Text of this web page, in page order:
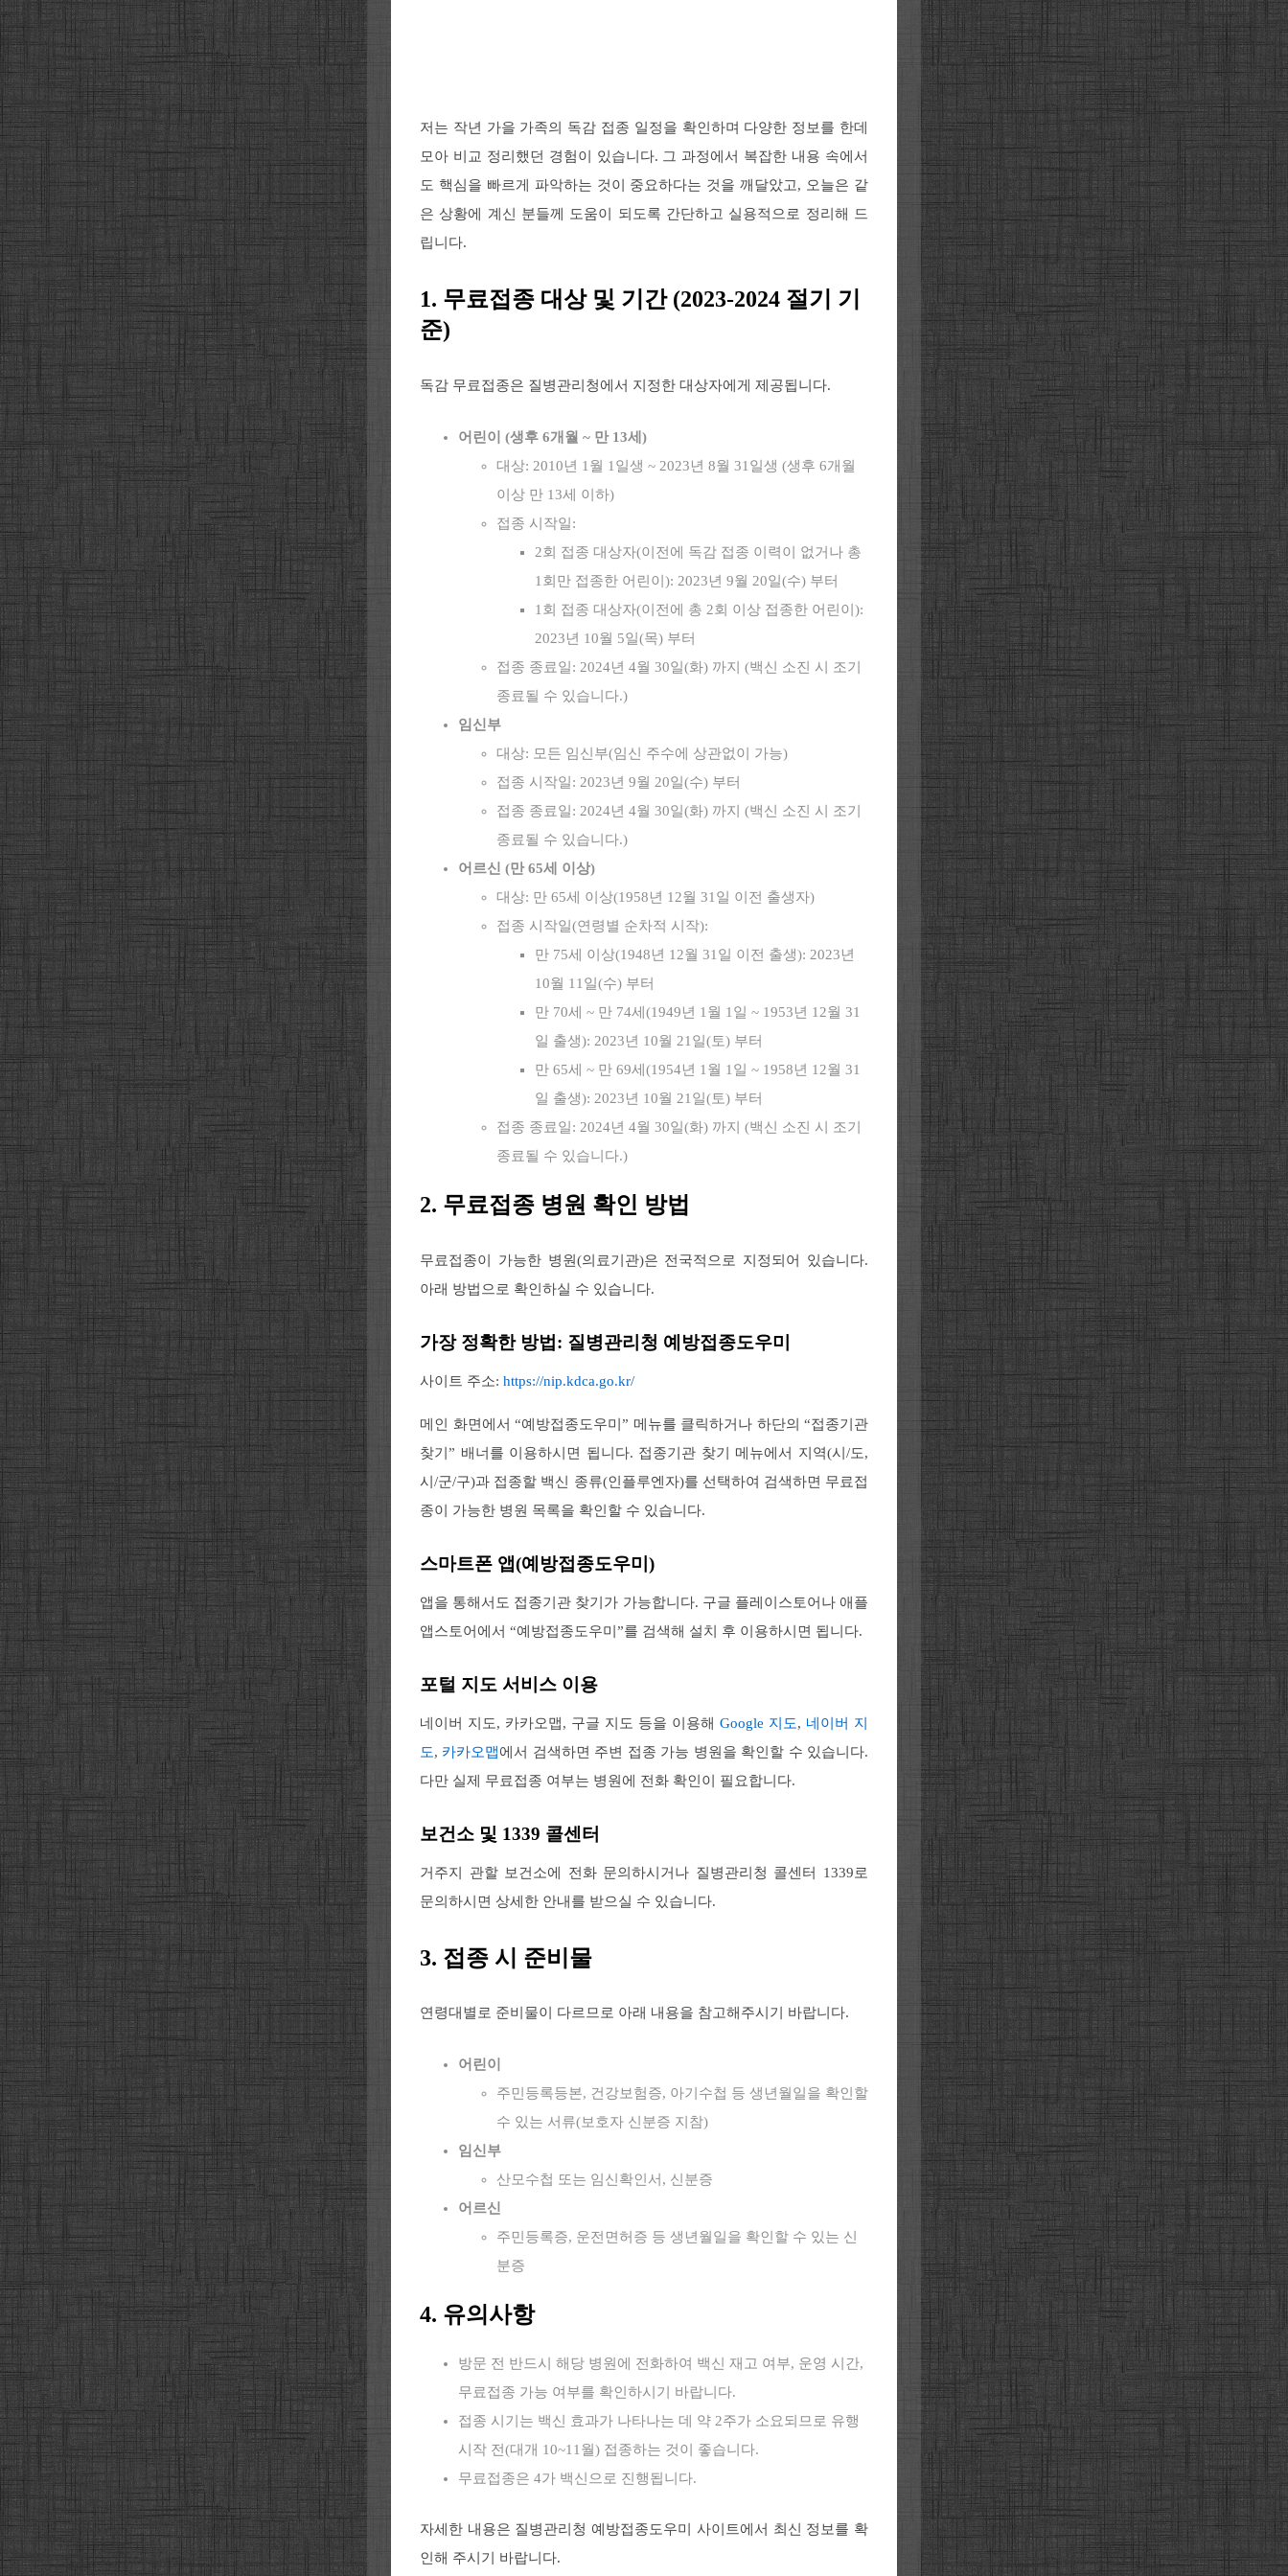
저는 작년 가을 가족의 독감 접종 일정을 확인하며 다양한 정보를 한데
모아 비교 정리했던 경험이 있습니다. 그 과정에서 복잡한 내용 속에서
도 핵심을 빠르게 파악하는 것이 중요하다는 것을 깨달았고, 오늘은 같
은 상황에 계신 분들께 도움이 되도록 간단하고 실용적으로 정리해 드
립니다.
1. 무료접종 대상 및 기간 (2023-2024 절기 기
준)
독감 무료접종은 질병관리청에서 지정한 대상자에게 제공됩니다.
어린이 (생후 6개월 ~ 만 13세)
대상: 2010년 1월 1일생 ~ 2023년 8월 31일생 (생후 6개월
이상 만 13세 이하)
접종 시작일:
2회 접종 대상자(이전에 독감 접종 이력이 없거나 총
1회만 접종한 어린이): 2023년 9월 20일(수) 부터
1회 접종 대상자(이전에 총 2회 이상 접종한 어린이):
2023년 10월 5일(목) 부터
접종 종료일: 2024년 4월 30일(화) 까지 (백신 소진 시 조기
종료될 수 있습니다.)
임신부
대상: 모든 임신부(임신 주수에 상관없이 가능)
접종 시작일: 2023년 9월 20일(수) 부터
접종 종료일: 2024년 4월 30일(화) 까지 (백신 소진 시 조기
종료될 수 있습니다.)
어르신 (만 65세 이상)
대상: 만 65세 이상(1958년 12월 31일 이전 출생자)
접종 시작일(연령별 순차적 시작):
만 75세 이상(1948년 12월 31일 이전 출생): 2023년
10월 11일(수) 부터
만 70세 ~ 만 74세(1949년 1월 1일 ~ 1953년 12월 31
일 출생): 2023년 10월 21일(토) 부터
만 65세 ~ 만 69세(1954년 1월 1일 ~ 1958년 12월 31
일 출생): 2023년 10월 21일(토) 부터
접종 종료일: 2024년 4월 30일(화) 까지 (백신 소진 시 조기
종료될 수 있습니다.)
2. 무료접종 병원 확인 방법
무료접종이 가능한 병원(의료기관)은 전국적으로 지정되어 있습니다.
아래 방법으로 확인하실 수 있습니다.
가장 정확한 방법: 질병관리청 예방접종도우미
사이트 주소: https://nip.kdca.go.kr/
메인 화면에서 “예방접종도우미” 메뉴를 클릭하거나 하단의 “접종기관
찾기” 배너를 이용하시면 됩니다. 접종기관 찾기 메뉴에서 지역(시/도,
시/군/구)과 접종할 백신 종류(인플루엔자)를 선택하여 검색하면 무료접
종이 가능한 병원 목록을 확인할 수 있습니다.
스마트폰 앱(예방접종도우미)
앱을 통해서도 접종기관 찾기가 가능합니다. 구글 플레이스토어나 애플
앱스토어에서 “예방접종도우미”를 검색해 설치 후 이용하시면 됩니다.
포털 지도 서비스 이용
네이버 지도, 카카오맵, 구글 지도 등을 이용해 Google 지도, 네이버 지
도, 카카오맵에서 검색하면 주변 접종 가능 병원을 확인할 수 있습니다.
다만 실제 무료접종 여부는 병원에 전화 확인이 필요합니다.
보건소 및 1339 콜센터
거주지 관할 보건소에 전화 문의하시거나 질병관리청 콜센터 1339로
문의하시면 상세한 안내를 받으실 수 있습니다.
3. 접종 시 준비물
연령대별로 준비물이 다르므로 아래 내용을 참고해주시기 바랍니다.
어린이
주민등록등본, 건강보험증, 아기수첩 등 생년월일을 확인할
수 있는 서류(보호자 신분증 지참)
임신부
산모수첩 또는 임신확인서, 신분증
어르신
주민등록증, 운전면허증 등 생년월일을 확인할 수 있는 신
분증
4. 유의사항
방문 전 반드시 해당 병원에 전화하여 백신 재고 여부, 운영 시간,
무료접종 가능 여부를 확인하시기 바랍니다.
접종 시기는 백신 효과가 나타나는 데 약 2주가 소요되므로 유행
시작 전(대개 10~11월) 접종하는 것이 좋습니다.
무료접종은 4가 백신으로 진행됩니다.
자세한 내용은 질병관리청 예방접종도우미 사이트에서 최신 정보를 확
인해 주시기 바랍니다.